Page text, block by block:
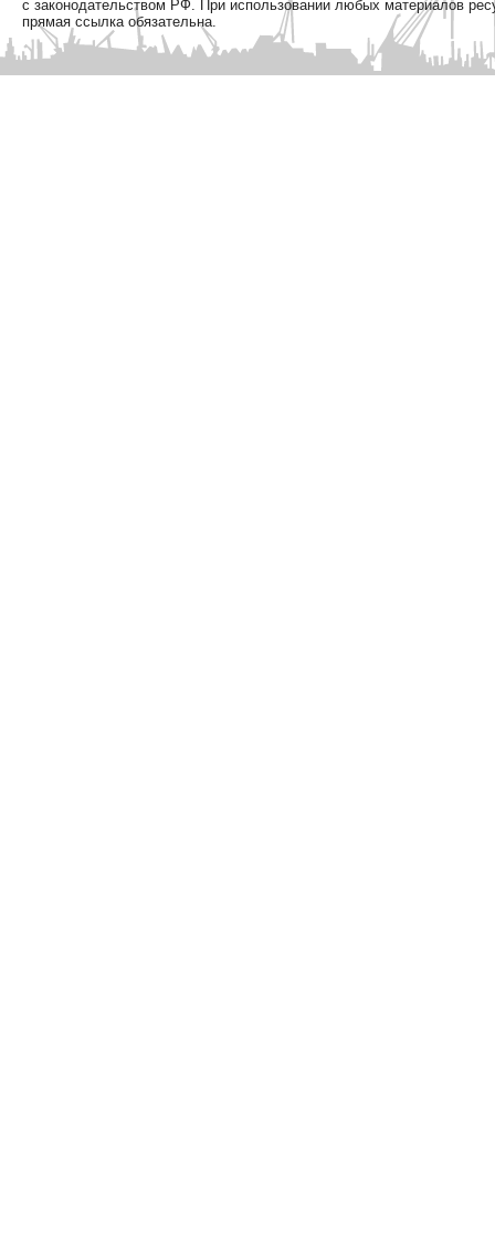
с законодательством РФ. При использовании любых материалов
прямая ссылка обязательна.